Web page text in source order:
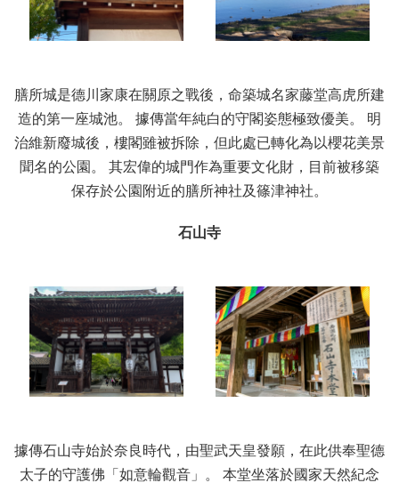
膳所城是德川家康在關原之戰後，命築城名家藤堂高虎所建
造的第一座城池。 據傳當年純白的守閣姿態極致優美。 明
治維新廢城後，樓閣雖被拆除，但此處已轉化為以櫻花美景
聞名的公園。 其宏偉的城門作為重要文化財，目前被移築
保存於公園附近的膳所神社及篠津神社。
石山寺
據傳石山寺始於奈良時代，由聖武天皇發願，在此供奉聖德
太子的守護佛「如意輪觀音」。 本堂坐落於國家天然紀念